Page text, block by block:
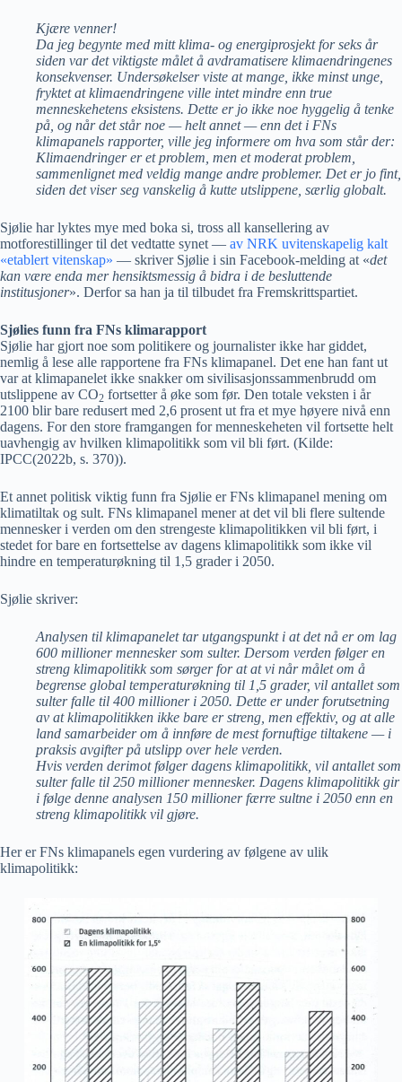
Kjære venner!
Da jeg begynte med mitt klima- og energiprosjekt for seks år
siden var det viktigste målet å avdramatisere klimaendringenes
konsekvenser. Undersøkelser viste at mange, ikke minst unge,
fryktet at klimaendringene ville intet mindre enn true
menneskehetens eksistens. Dette er jo ikke noe hyggelig å tenke
på, og når det står noe — helt annet — enn det i FNs
klimapanels rapporter, ville jeg informere om hva som står der:
Klimaendringer er et problem, men et moderat problem,
sammenlignet med veldig mange andre problemer. Det er jo fint,
siden det viser seg vanskelig å kutte utslippene, særlig globalt.
Sjølie har lyktes mye med boka si, tross all kansellering av
motforestillinger til det vedtatte synet — av NRK uvitenskapelig kalt
«etablert vitenskap» — skriver Sjølie i sin Facebook-melding at «det
kan være enda mer hensiktsmessig å bidra i de besluttende
institusjoner». Derfor sa han ja til tilbudet fra Fremskrittspartiet.
Sjølies funn fra FNs klimarapport
Sjølie har gjort noe som politikere og journalister ikke har giddet,
nemlig å lese alle rapportene fra FNs klimapanel. Det ene han fant ut
var at klimapanelet ikke snakker om sivilisasjonssammenbrudd om
utslippene av CO2 fortsetter å øke som før. Den totale veksten i år
2100 blir bare redusert med 2,6 prosent ut fra et mye høyere nivå enn
dagens. For den store framgangen for menneskeheten vil fortsette helt
uavhengig av hvilken klimapolitikk som vil bli ført. (Kilde:
IPCC(2022b, s. 370)).
Et annet politisk viktig funn fra Sjølie er FNs klimapanel mening om
klimatiltak og sult. FNs klimapanel mener at det vil bli flere sultende
mennesker i verden om den strengeste klimapolitikken vil bli ført, i
stedet for bare en fortsettelse av dagens klimapolitikk som ikke vil
hindre en temperaturøkning til 1,5 grader i 2050.
Sjølie skriver:
Analysen til klimapanelet tar utgangspunkt i at det nå er om lag
600 millioner mennesker som sulter. Dersom verden følger en
streng klimapolitikk som sørger for at at vi når målet om å
begrense global temperaturøkning til 1,5 grader, vil antallet som
sulter falle til 400 millioner i 2050. Dette er under forutsetning
av at klimapolitikken ikke bare er streng, men effektiv, og at alle
land samarbeider om å innføre de mest fornuftige tiltakene — i
praksis avgifter på utslipp over hele verden.
Hvis verden derimot følger dagens klimapolitikk, vil antallet som
sulter falle til 250 millioner mennesker. Dagens klimapolitikk gir
i følge denne analysen 150 millioner færre sultne i 2050 enn en
streng klimapolitikk vil gjøre.
Her er FNs klimapanels egen vurdering av følgene av ulik
klimapolitikk: